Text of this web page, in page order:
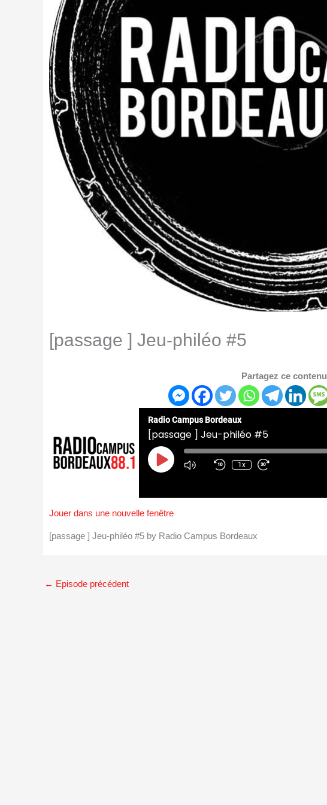
[passage ] Jeu-philéo #5
Partagez ce contenu
Radio Campus Bordeaux
[passage ] Jeu-philéo #5
Play
Episode
1x
Jouer dans une nouvelle fenêtre
[passage ] Jeu-philéo #5 by Radio Campus Bordeaux
← Episode précédent